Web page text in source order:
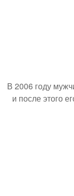
В 2006 году
и после этого